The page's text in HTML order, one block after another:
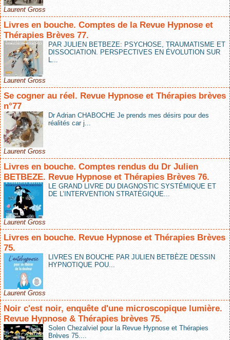
Laurent Gross
Livres en bouche. Comptes de la Revue Hypnose et
Thérapies Brèves 77.
PAR JULIEN BETBEZE: PSYCHOSE, TRAUMATISME ET
DISSOCIATION. PERSPECTIVES EN ÉVOLUTION SUR
L...
Laurent Gross
Se cogner au réel. Revue Hypnose et Thérapies brèves
n°77
Dr Adrian CHABOCHE Je prends mes désirs pour des
réalités car j...
Laurent Gross
Livres en bouche. Comptes rendus du Dr Julien
BETBEZE. Revue Hypnose et Thérapies Brèves 76.
LE GRAND LIVRE DU DIAGNOSTIC SYSTÉMIQUE ET
DE L’INTERVENTION STRATÉGIQUE...
Laurent Gross
Livres en bouche. Revue Hypnose et Thérapies Brèves
75.
LIVRES EN BOUCHE PAR JULIEN BETBÈZE DESSIN
HYPNOTIQUE POU...
Laurent Gross
Noir c'est noir, enquête d'une microscopique lumière.
Revue Hypnose & Thérapies brèves 75.
Solen Chezalviel pour la Revue Hypnose et Thérapies
Brèves 75....